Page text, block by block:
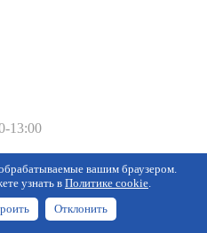
13:00
вашим браузером.
узнать в Политике cookie.
Отклонить